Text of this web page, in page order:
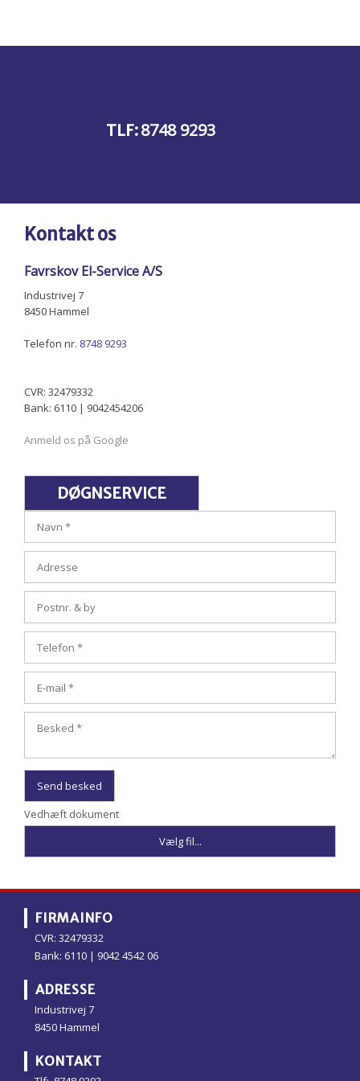
​TLF:8748 9293
Kontakt os
​Favrskov El-Service A/S
Industrivej 7
8450 Hammel
Telefon nr. 8748 9293
CVR: 32479332
Bank: 6110 | 9042454206
Anmeld os på Google
​DØGNSERVICE
Vedhæft dokument
FIRMAINFO
CVR: 32479332
Bank: 6110 | 9042 4542 06
​ADRESSE
Industrivej 7
8450 Hammel
​KONTAKT